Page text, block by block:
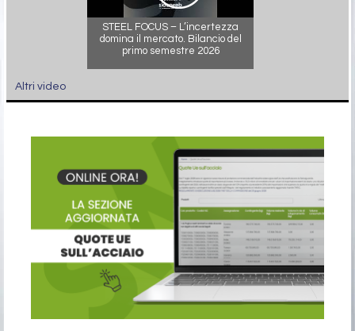
STEEL FOCUS – L’incertezza
domina il mercato. Bilancio del
primo semestre 2026
Altri video